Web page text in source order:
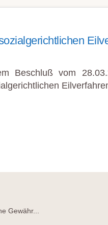
Beschluß vom
Gewähr...